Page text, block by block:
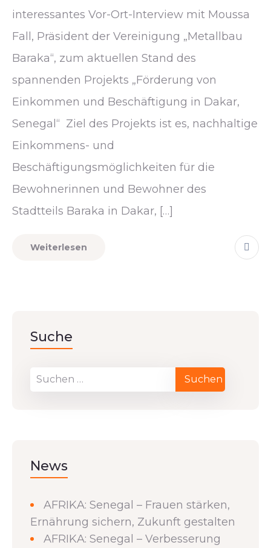
interessantes Vor-Ort-Interview mit Moussa
Fall, Präsident der Vereinigung „Metallbau
Baraka“, zum aktuellen Stand des
spannenden Projekts „Förderung von
Einkommen und Beschäftigung in Dakar,
Senegal“ Ziel des Projekts ist es, nachhaltige
Einkommens- und
Beschäftigungsmöglichkeiten für die
Bewohnerinnen und Bewohner des
Stadtteils Baraka in Dakar, […]
Weiterlesen
Suche
News
AFRIKA: Senegal – Frauen stärken,
Ernährung sichern, Zukunft gestalten
AFRIKA: Senegal – Verbesserung